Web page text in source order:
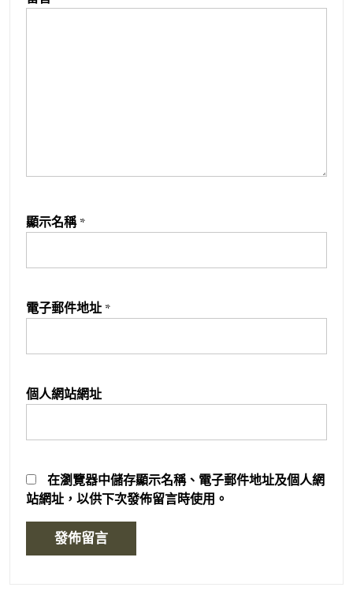
顯示名稱 *
電子郵件地址 *
個人網站網址
在瀏覽器中儲存顯示名稱、電子郵件地址及個人網
站網址，以供下次發佈留言時使用。